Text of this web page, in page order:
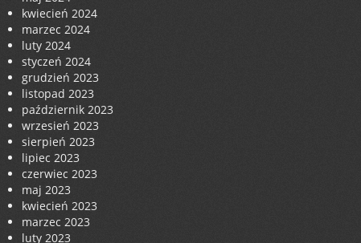
kwiecień 2024
marzec 2024
luty 2024
styczeń 2024
grudzień 2023
listopad 2023
październik 2023
wrzesień 2023
sierpień 2023
lipiec 2023
czerwiec 2023
maj 2023
kwiecień 2023
marzec 2023
luty 2023